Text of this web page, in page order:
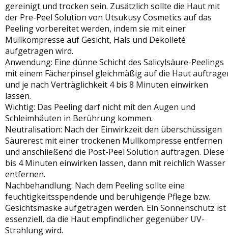
gereinigt und trocken sein. Zusätzlich sollte die Haut mit
der Pre-Peel Solution von Utsukusy Cosmetics auf das
Peeling vorbereitet werden, indem sie mit einer
Mullkompresse auf Gesicht, Hals und Dekolleté
aufgetragen wird.
Anwendung: Eine dünne Schicht des Salicylsäure-Peelings
mit einem Fächerpinsel gleichmäßig auf die Haut
und je nach Verträglichkeit 4 bis 8 Minuten einwirken
lassen.
Wichtig: Das Peeling darf nicht mit den Augen und
Schleimhäuten in Berührung kommen.
Neutralisation: Nach der Einwirkzeit den überschüssigen
Säurerest mit einer trockenen Mullkompresse entfernen
und anschließend die Post-Peel Solution auftragen. Diese
bis 4 Minuten einwirken lassen, dann mit reichlich Wasser
entfernen.
Nachbehandlung: Nach dem Peeling sollte eine
feuchtigkeitsspendende und beruhigende Pflege bzw.
Gesichtsmaske aufgetragen werden. Ein Sonnenschutz ist
essenziell, da die Haut empfindlicher gegenüber UV-
Strahlung wird.